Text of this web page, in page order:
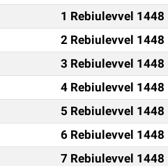
1 Rebiulevvel 1448
2 Rebiulevvel 1448
3 Rebiulevvel 1448
4 Rebiulevvel 1448
5 Rebiulevvel 1448
6 Rebiulevvel 1448
7 Rebiulevvel 1448